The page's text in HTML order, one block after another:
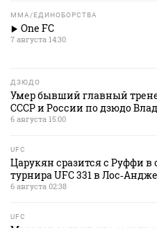
MMA/ЕДИНОБОРСТВА
One FC
7 августа 14:30
ДЗЮДО
Умер бывший главный
СССР и России по дзюдо
6 августа 15:00
UFC
Царукян сразится с Руффи
турнира UFC 331 в
6 августа 02:38
UFC